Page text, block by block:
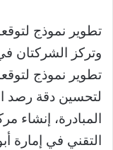
تطوير نموذج
وتركز الشركتان
تطوير نموذج
لتحسين دقة رصد
المبادرة، إنشاء
التقني في إمارة